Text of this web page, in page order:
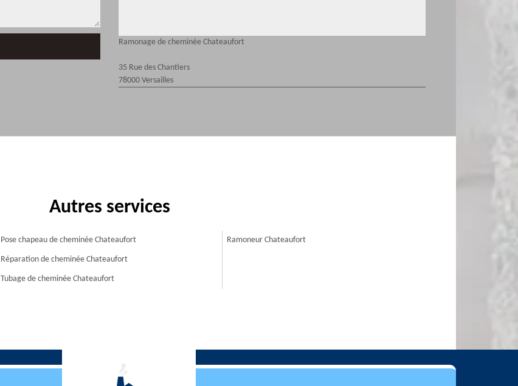
Ramonage de cheminée Chateaufort
35 Rue des Chantiers
78000 Versailles
Autres services
Pose chapeau de cheminée Chateaufort
Réparation de cheminée Chateaufort
Tubage de cheminée Chateaufort
Ramoneur Chateaufort